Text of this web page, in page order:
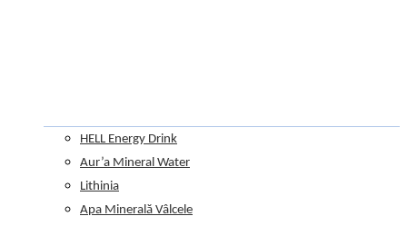
HELL Energy Drink
Aur’a Mineral Water
Lithinia
Apa Minerală Vâlcele